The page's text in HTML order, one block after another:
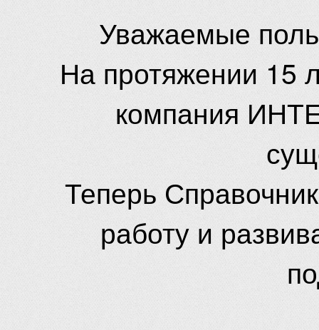
Уважаемые
На протяжении 15
компания
Теперь
работу и